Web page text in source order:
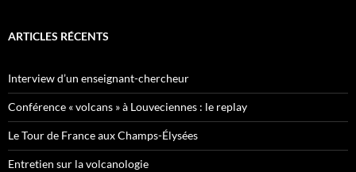
ARTICLES RÉCENTS
Interview d’un enseignant-chercheur
Conférence « volcans » à Louveciennes : le replay
Le Tour de France aux Champs-Élysées
Entretien sur la volcanologie